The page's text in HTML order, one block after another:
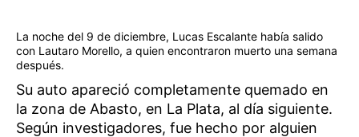
La noche del 9 de diciembre, Lucas Escalante había salido
con Lautaro Morello, a quien encontraron muerto una semana
después.
Su auto apareció completamente quemado en
la zona de Abasto, en La Plata, al día siguiente.
Según investigadores, fue hecho por alguien